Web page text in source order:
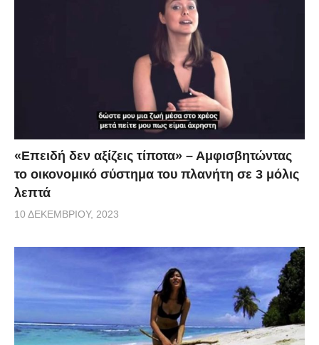
«Επειδή δεν αξίζεις τίποτα» – Αμφισβητώντας
το οικονομικό σύστημα του πλανήτη σε 3 μόλις
λεπτά
10 ΔΕΚΕΜΒΡΊΟΥ, 2023